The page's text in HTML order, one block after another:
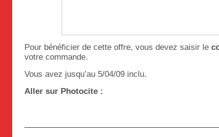
Pour bénéficier de cette offre, vous devez saisir le
votre commande.
Vous avez jusqu’au 5/04/09 inclu.
Aller sur Photocite :